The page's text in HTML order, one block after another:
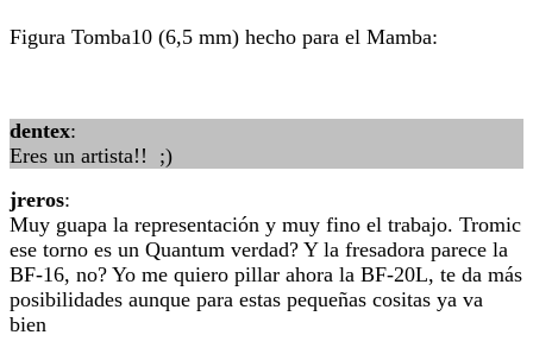
Figura Tomba10 (6,5 mm) hecho para el Mamba:
dentex:
Eres un artista!! ;)
jreros:
Muy guapa la representación y muy fino el trabajo. Tromic
ese torno es un Quantum verdad? Y la fresadora parece la
BF-16, no? Yo me quiero pillar ahora la BF-20L, te da más
posibilidades aunque para estas pequeñas cositas ya va
bien